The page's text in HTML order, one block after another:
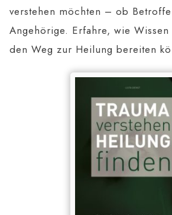
verstehen möchten – ob
Angehörige. Erfahre, wie Wissen
den Weg zur Heilung bereiten